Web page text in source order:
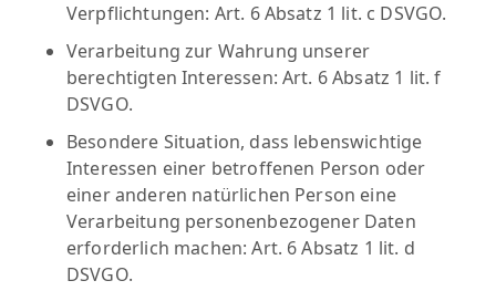
Verpflichtungen: Art. 6 Absatz 1 lit. c DSVGO.
Verarbeitung zur Wahrung unserer
berechtigten Interessen: Art. 6 Absatz 1 lit. f
DSVGO.
Besondere Situation, dass lebenswichtige
Interessen einer betroffenen Person oder
einer anderen natürlichen Person eine
Verarbeitung personenbezogener Daten
erforderlich machen: Art. 6 Absatz 1 lit. d
DSVGO.